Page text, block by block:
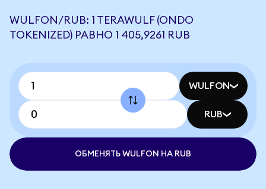
WULFON/RUB: 1 TERAWULF (ONDO
TOKENIZED) РАВНО 1 405,9261 RUB
WULFON
RUB
ОБМЕНЯТЬ WULFON НА RUB